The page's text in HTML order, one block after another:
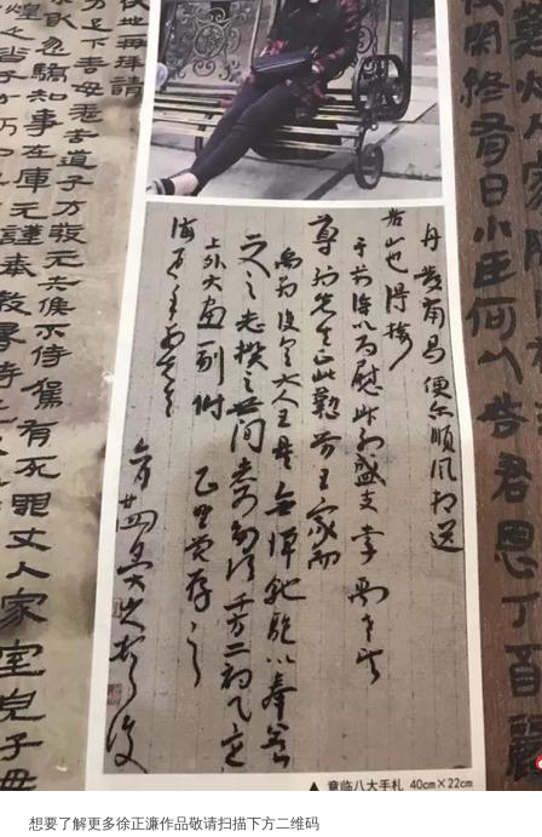
想要了解更多徐正濂作品敬请扫描下方二维码